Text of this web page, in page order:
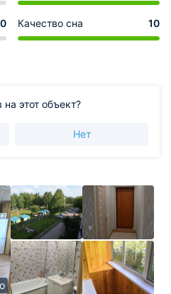
0 Качество сна 10
этот объект?
Нет